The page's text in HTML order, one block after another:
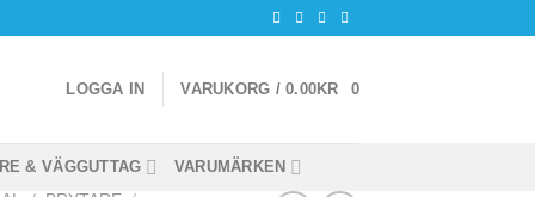
LOGGA IN VARUKORG /0.00KR 0
& VÄGGUTTAG
VARUMÄRKEN